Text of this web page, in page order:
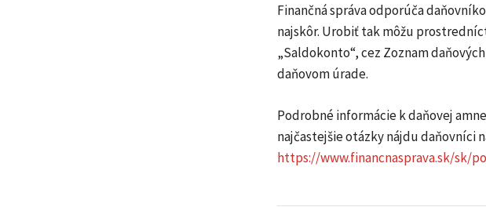
Finančná správa odporúča
najskôr. Urobiť tak môžu
„Saldokonto“, cez Zoznam
daňovom úrade.
Podrobné informácie k daňovej
najčastejšie otázky nájdu daňovníci
https://www.financnasprava.sk/sk/